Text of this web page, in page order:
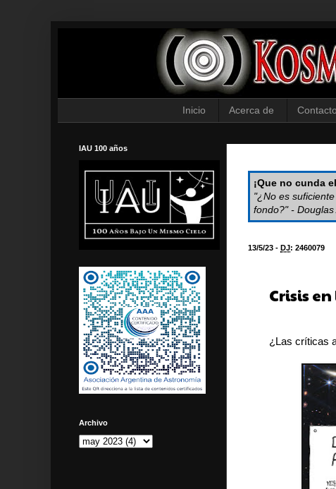
Inicio Acerca de Contacto
¡Que no cunda
"¿No es
fondo?" -
13/5/23 - DJ: 2460079
Crisis
¿Las críticas
IAU 100 años
Archivo